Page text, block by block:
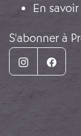
En
S'abonner à
Instagram